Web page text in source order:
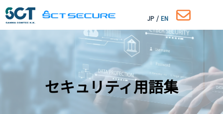
JP / EN
セキュリティ用語集